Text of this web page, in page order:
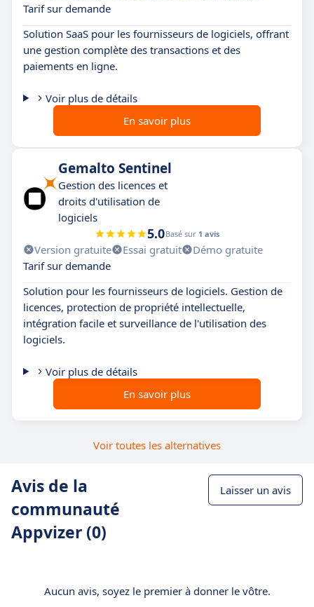
Tarif sur demande
Solution SaaS pour les fournisseurs de logiciels, offrant
une gestion complète des transactions et des
paiements en ligne.
Voir plus de détails
En savoir plus
Gemalto Sentinel
Gestion des licences et
droits d'utilisation de
logiciels
5.0Basé sur 1 avis
Version gratuite Essai gratuit
Démo gratuite
Tarif sur demande
Solution pour les fournisseurs de logiciels. Gestion de
licences, protection de propriété intellectuelle,
intégration facile et surveillance de l'utilisation des
logiciels.
Voir plus de détails
En savoir plus
Voir toutes les alternatives
Avis de la
communauté
Appvizer (0)
Laisser un avis
Aucun avis, soyez le premier à donner le vôtre.